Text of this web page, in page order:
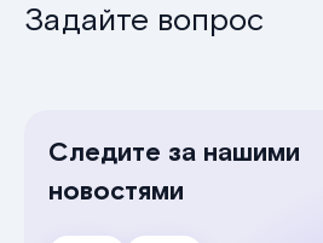
Задайте вопрос
Следите за нашими
новостями